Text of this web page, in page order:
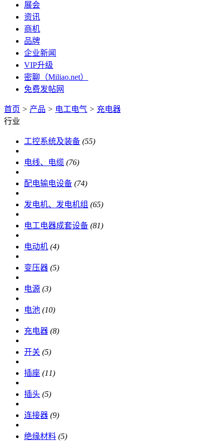
展会
资讯
商机
品牌
企业新闻
VIP升级
密聊（Miliao.net）
免费发帖网
首页 > 产品 > 电工电气 > 充电器
行业
工控系统及装备 (55)
电线、电缆 (76)
配电输电设备 (74)
发电机、发电机组 (65)
电工电器成套设备 (81)
电动机 (4)
变压器 (5)
电源 (3)
电池 (10)
充电器 (8)
开关 (5)
插座 (11)
插头 (5)
连接器 (9)
绝缘材料 (5)